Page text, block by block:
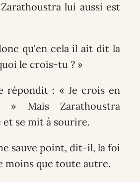
lui aussi est
qu'en cela il ait dit la
le crois-tu ? »
répondit : « Je crois en
» Mais Zarathoustra
et se mit à sourire.
sauve point, dit-il, la foi
moins que toute autre.